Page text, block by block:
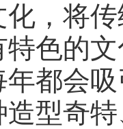
，将
色的
年都会
型奇